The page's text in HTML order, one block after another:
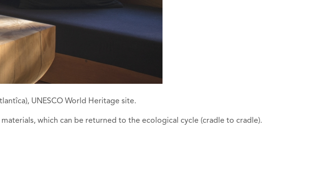
UNESCO World Heritage site.
which can be returned to the ecological cycle (cradle to cradle).